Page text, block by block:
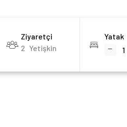
Ziyaretçi
2 Yetişkin
Yatak